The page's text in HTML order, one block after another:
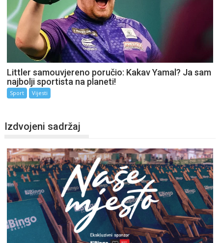
Littler samouvjereno poručio: Kakav Yamal? Ja sam
najbolji sportista na planeti!
Sport Vijesti
Izdvojeni sadržaj